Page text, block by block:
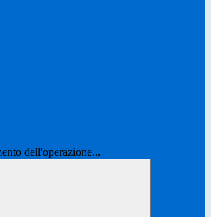
dell'operazione...